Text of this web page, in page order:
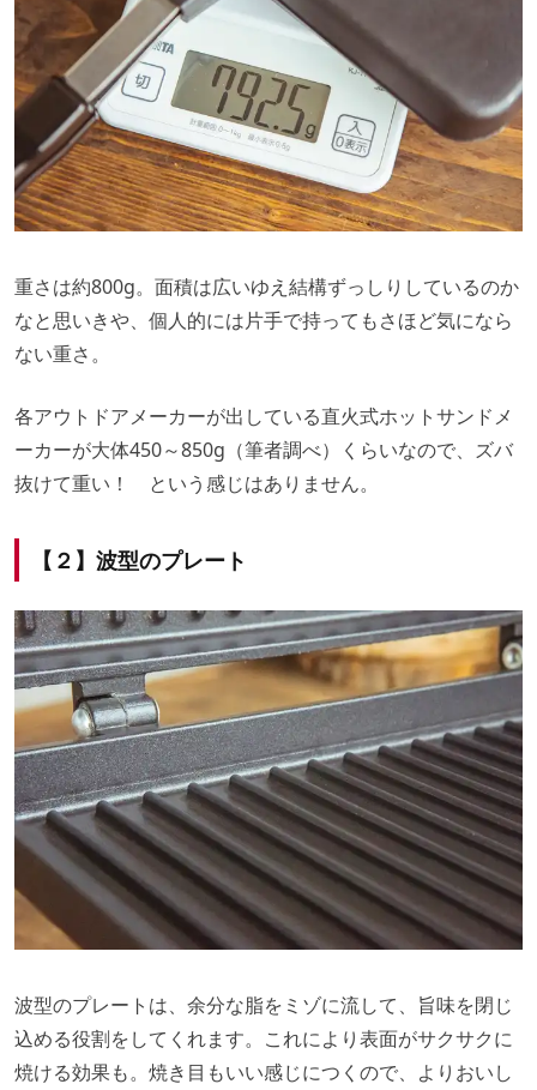
重さは約800g。面積は広いゆえ結構ずっしりしているのか
なと思いきや、個人的には片手で持ってもさほど気になら
ない重さ。
各アウトドアメーカーが出している直火式ホットサンドメ
ーカーが大体450～850g（筆者調べ）くらいなので、ズバ
抜けて重い！ という感じはありません。
【２】波型のプレート
波型のプレートは、余分な脂をミゾに流して、旨味を閉じ
込める役割をしてくれます。これにより表面がサクサクに
焼ける効果も。焼き目もいい感じにつくので、よりおいし